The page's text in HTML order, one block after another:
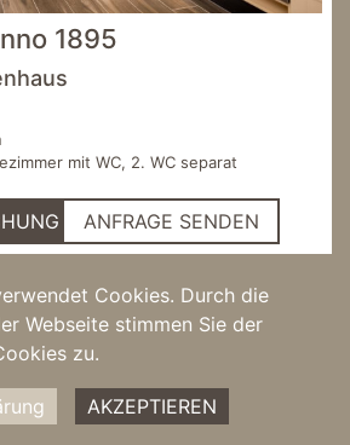
Cookies. Durch die
Webseite stimmen Sie der
zu.
AKZEPTIEREN
1895
mit WC, 2. WC separat
ANFRAGE SENDEN